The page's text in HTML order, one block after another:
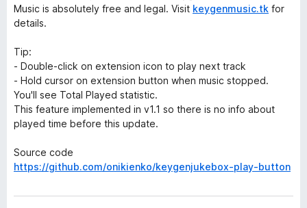
Music is absolutely free and legal. Visit keygenmusic.tk for
details.
Tip:
- Double-click on extension icon to play next track
- Hold cursor on extension button when music stopped.
You'll see Total Played statistic.
This feature implemented in v1.1 so there is no info about
played time before this update.
Source code
https://github.com/onikienko/keygenjukebox-play-button